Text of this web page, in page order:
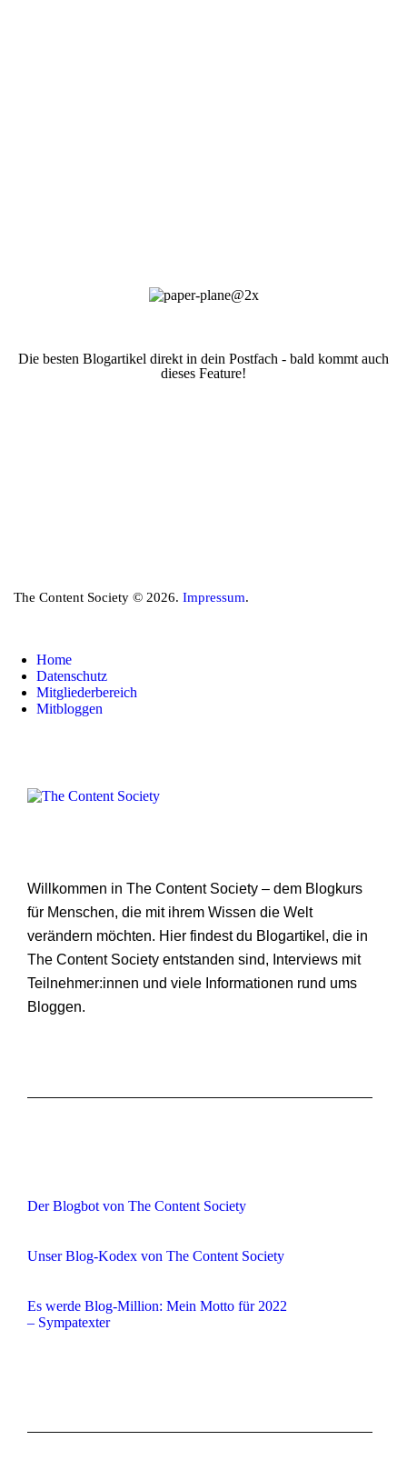
Die besten Blogartikel direkt in dein Postfach - bald kommt auch
dieses Feature!
The Content Society © 2026. Impressum.
Home
Datenschutz
Mitgliederbereich
Mitbloggen
Willkommen in The Content Society – dem Blogkurs
für Menschen, die mit ihrem Wissen die Welt
verändern möchten. Hier findest du Blogartikel, die in
The Content Society entstanden sind, Interviews mit
Teilnehmer:innen und viele Informationen rund ums
Bloggen.
Der Blogbot von The Content Society
Unser Blog-Kodex von The Content Society
Es werde Blog-Million: Mein Motto für 2022
– Sympatexter